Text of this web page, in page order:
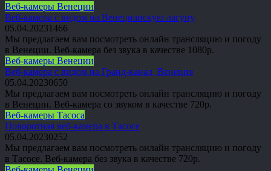
Веб-камеры Венеции
Веб-камера с видом на Венецианскую лагуну
05.04.20231466
Мы предлагаем вам посмотреть онлайн трансляцию и погоду
в Венеции. Веб-камера без звука в качестве 1080p.
Веб-камеры Венеции
Веб-камера с видом на Гранд-канал, Венеция
05.04.20230650
Мы предлагаем вам посмотреть онлайн трансляцию и погоду
в Венеции. Веб-камера со звуком в качестве 720p.
Веб-камеры Тасоса
Поворотная веб-камера в Тасосе
05.04.20230252
Мы предлагаем вам посмотреть онлайн трансляцию и погоду
в Тасосе. Веб-камера без звука в качестве 720p.